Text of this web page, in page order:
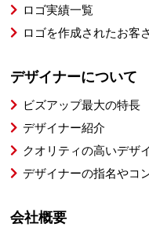
ロゴ実績一覧
ロゴを作成されたお客
デザイナーについて
ビズアップ最大の特長
デザイナー紹介
クオリティの高いデザ
デザイナーの指名やコ
会社概要